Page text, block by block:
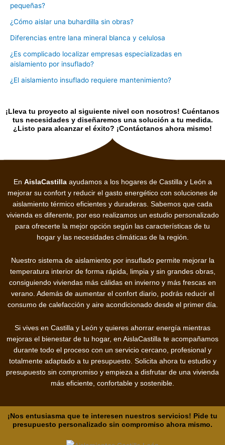
pequeñas?
¿Cómo aislar una buhardilla sin obras?
Diferencias entre lana mineral blanca y celulosa
¿Es complicado localizar empresas especializadas en
aislamiento por insuflado?
¿El aislamiento insuflado requiere mantenimiento?
¡Lleva tu proyecto al siguiente nivel con nosotros! Cuéntanos
tus necesidades y diseñaremos una solución a tu medida.
¿Listo para alcanzar el éxito? ¡Contáctanos ahora mismo!
En AislaCastillaayudamos a los hogares de Castilla y León a
mejorar su confort y reducir el gasto energético con soluciones de
aislamiento térmico eficientes y duraderas. Sabemos que cada
vivienda es diferente, por eso realizamos un estudio personalizado
para ofrecerte la mejor opción según las características de tu
hogar y las necesidades climáticas de la región.
Nuestro sistema de aislamiento por insuflado permite mejorar la
temperatura interior de forma rápida, limpia y sin grandes obras,
consiguiendo viviendas más cálidas en invierno y más frescas en
verano. Además de aumentar el confort diario, podrás reducir el
consumo de calefacción y aire acondicionado desde el primer día.
Si vives en Castilla y León y quieres ahorrar energía mientras
mejoras el bienestar de tu hogar, en AislaCastilla te acompañamos
durante todo el proceso con un servicio cercano, profesional y
totalmente adaptado a tu presupuesto. Solicita ahora tu estudio y
presupuesto sin compromiso y empieza a disfrutar de una vivienda
más eficiente, confortable y sostenible.
¡Nos entusiasma que te interesen nuestros servicios! Pide tu
presupuesto personalizado sin compromiso ahora mismo.